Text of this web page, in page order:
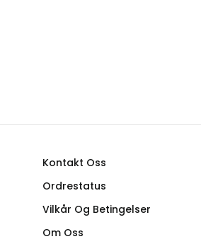
Kontakt Oss
Ordrestatus
Vilkår Og Betingelser
Om Oss